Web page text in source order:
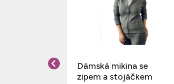
Dámská mikina se
zipem a stojáčkem